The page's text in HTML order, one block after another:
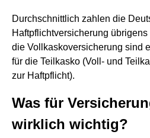
Durchschnittlich zahlen die
Haftpflichtversicherung
die Vollkaskoversicherung sind
für die Teilkasko (Voll- und
zur Haftpflicht).
Was für
wirklich wichtig?